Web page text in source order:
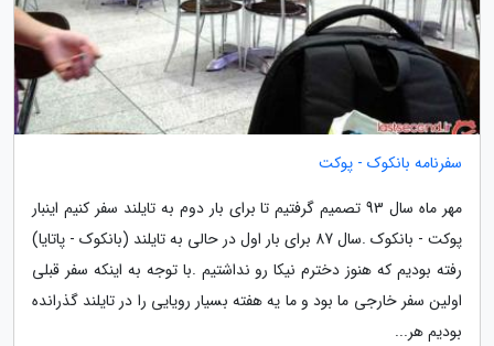
سفرنامه بانکوک - پوکت
مهر ماه سال 93 تصمیم گرفتیم تا برای بار دوم به تایلند سفر کنیم اینبار
پوکت - بانکوک .سال 87 برای بار اول در حالی به تایلند (بانکوک - پاتایا)
رفته بودیم که هنوز دخترم نیکا رو نداشتیم .با توجه به اینکه سفر قبلی
اولین سفر خارجی ما بود و ما یه هفته بسیار رویایی را در تایلند گذرانده
بودیم هر...